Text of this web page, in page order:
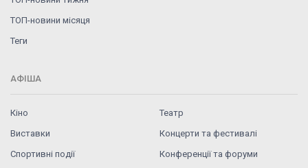
ТОП-новини місяця
Теги
АФІША
Кіно
Театр
Виставки
Концерти та фестивалі
Спортивні події
Конференції та форуми